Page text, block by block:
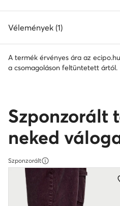
Vélemények (1)
A termék érvényes ára az
a csomagoláson feltüntetett ártól.
Szponzorált
neked
Szponzorált